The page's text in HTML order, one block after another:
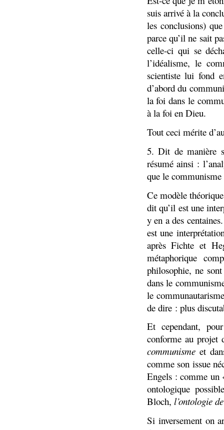
suis arrivé à la
les conclusions)
parce qu’il ne sait
celle-ci qui se
l’idéalisme, le
scientiste lui fond
d’abord du
la foi dans le
à la foi en Dieu.
Tout ceci mérite
5. Dit de manière
résumé ainsi :
que le
Ce modèle
dit qu’il est une
y en a des
est une
après Fichte et
métaphorique
philosophie, ne
dans le
le
de dire : plus
Et cependant,
conforme au
communismeet
comme son issue
Engels : comme un
ontologique
Bloch, l’ontologie
Si inversement on